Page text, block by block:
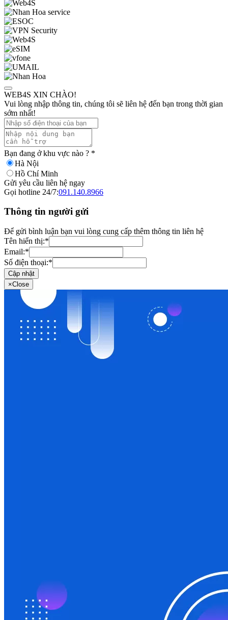
WEB4S XIN CHÀO!
Vui lòng nhập thông tin, chúng tôi sẽ liên hệ đến bạn trong thời gian
sớm nhất!
Bạn đang ở khu vực nào ? *
Hà Nội
Hồ Chí Minh
Gửi yêu cầu liên hệ ngay
Gọi hotline 24/7:091.140.8966
Thông tin người gửi
Để gửi bình luận bạn vui lòng cung cấp thêm thông tin liên hệ
Tên hiển thị:*
Email:*
Số điện thoại:*
Cập nhật
×Close